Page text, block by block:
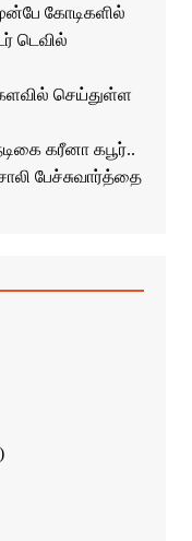
கோடிகளில்
டெவில்
செய்துள்ள
கரீனா கபூர்..
பேச்சுவார்த்தை